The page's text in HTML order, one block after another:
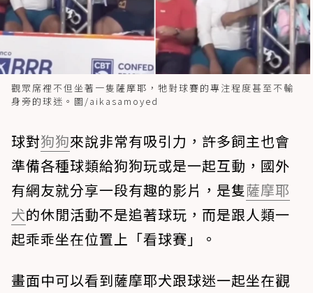
觀眾席裡不但坐著一隻薩摩耶，牠對球賽的專注程度甚至不輸
身旁的球迷。圖/aikasamoyed ​
球對狗狗來說非常有吸引力，許多飼主也會
準備各種球類給狗狗玩或是一起互動，國外
有網友就分享一段有趣的影片，是隻薩摩耶
犬的休閒活動不是追著球玩，而是跟人類一
起乖乖坐在位置上「看球賽」。
畫面中可以看到薩摩耶犬跟球迷一起坐在觀